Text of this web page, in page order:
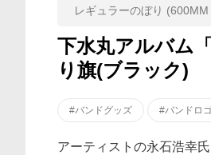
レギュラーのぼり
下水丸アルバム
り旗(ブラック)
#バンドグッズ #バンドロ
アーティストの永石浩幸